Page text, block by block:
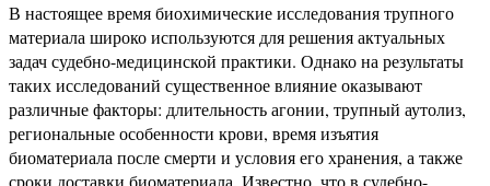
В настоящее время биохимические исследования трупного
материала широко используются для решения актуальных
задач судебно-медицинской практики. Однако на результаты
таких исследований существенное влияние оказывают
различные факторы: длительность агонии, трупный аутолиз,
региональные особенности крови, время изъятия
биоматериала после смерти и условия его хранения, а также
сроки доставки биоматериала. Известно, что в судебно-